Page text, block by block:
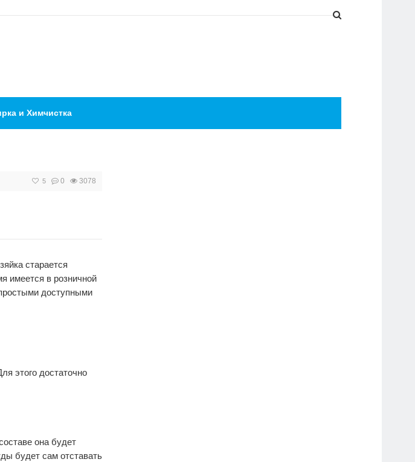
и Химчистка
5 0 3078
старается
имеется в розничной
доступными
этого достаточно
она будет
будет сам отставать